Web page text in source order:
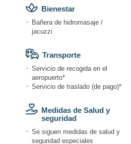
Bienestar
Bañera de hidromasaje /
jacuzzi
Transporte
Servicio de recogida en el
aeropuerto*
Servicio de traslado (de pago)*
Medidas de Salud y
seguridad
Se siguen medidas de salud y
seguridad especiales